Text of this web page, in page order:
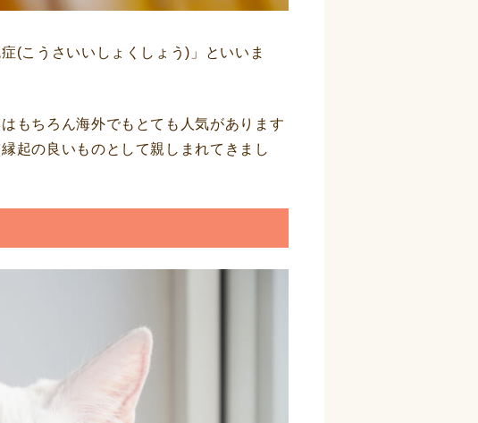
(こうさいいしょくしょう)」といいま
もちろん海外でもとても人気があります
起の良いものとして親しまれてきまし